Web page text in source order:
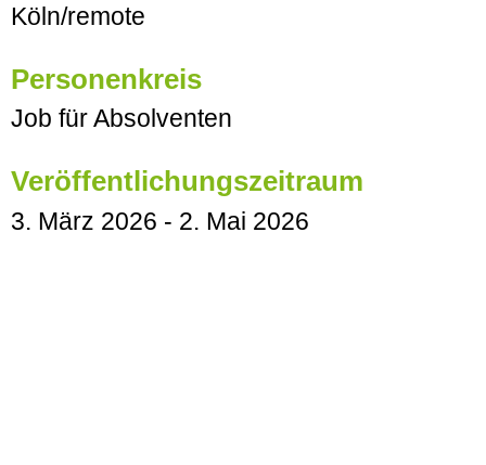
Köln/remote
Personenkreis
Job für Absolventen
Veröffentlichungszeitraum
3. März 2026 - 2. Mai 2026